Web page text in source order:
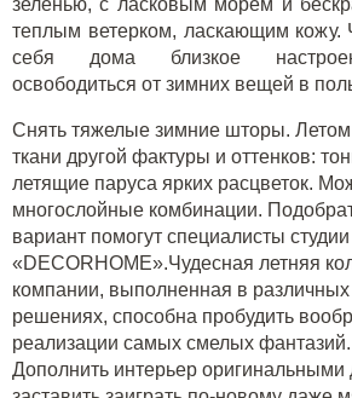
зеленью, с ласковым морем и
теплым ветерком, ласкающим кожу.
себя дома близкое
освободиться от зимних вещей в
Снять тяжелые зимние шторы.
ткани другой фактуры и оттенков:
летящие паруса ярких расцветок.
многослойные комбинации.
вариант помогут специалисты студии
«DECORHOME».Чудесная летняя
компании, выполненная в
решениях, способна пробудить
реализации самых смелых фантазий.
Дополнить интерьер